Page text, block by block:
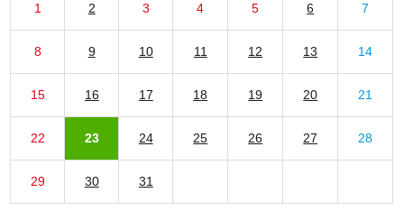
1 2 3 4 5 6 7
8 9 10 11 12 13 14
15 16 17 18 19 20 21
22 23 24 25 26 27 28
29 30 31